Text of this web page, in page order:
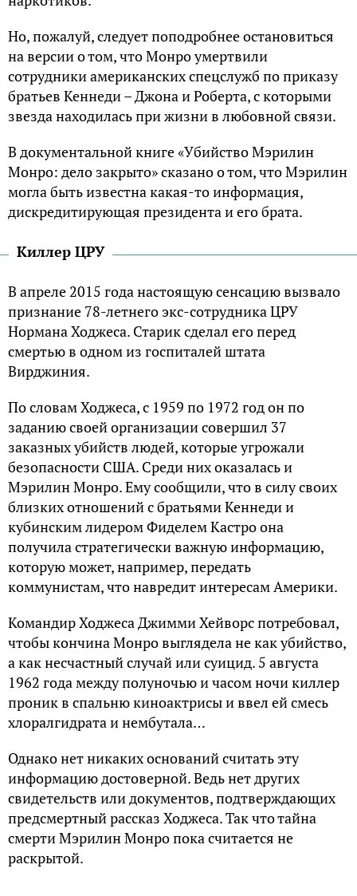
Но, пожалуй, следует поподробнее остановиться
на версии о том, что Монро умертвили
сотрудники американских спецслужб по приказу
братьев Кеннеди – Джона и Роберта, с которыми
звезда находилась при жизни в любовной связи.
В документальной книге «Убийство Мэрилин
Монро: дело закрыто» сказано о том, что Мэрилин
могла быть известна какая-то информация,
дискредитирующая президента и его брата.
Киллер ЦРУ
В апреле 2015 года настоящую сенсацию вызвало
признание 78-летнего экс-сотрудника ЦРУ
Нормана Ходжеса. Старик сделал его перед
смертью в одном из госпиталей штата
Вирджиния.
По словам Ходжеса, с 1959 по 1972 год он по
заданию своей организации совершил 37
заказных убийств людей, которые угрожали
безопасности США. Среди них оказалась и
Мэрилин Монро. Ему сообщили, что в силу своих
близких отношений с братьями Кеннеди и
кубинским лидером Фиделем Кастро она
получила стратегически важную информацию,
которую может, например, передать
коммунистам, что навредит интересам Америки.
Командир Ходжеса Джимми Хейворс потребовал,
чтобы кончина Монро выглядела не как убийство,
а как несчастный случай или суицид. 5 августа
1962 года между полуночью и часом ночи киллер
проник в спальню киноактрисы и ввел ей смесь
хлоралгидрата и нембутала…
Однако нет никаких оснований считать эту
информацию достоверной. Ведь нет других
свидетельств или документов, подтверждающих
предсмертный рассказ Ходжеса. Так что тайна
смерти Мэрилин Монро пока считается не
раскрытой.